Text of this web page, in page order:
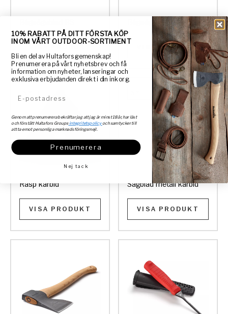
Bågsåg BSL
VISA PRODUKT
Rasp karbid
VISA PRODUKT
NYHET
Sågblad metall karbid
VISA PRODUKT
10% RABATT PÅ DITT FÖRSTA KÖP
INOM VÅRT OUTDOOR-SORTIMENT
Bli en del av Hultafors gemenskap!
Prenumerera på vårt nyhetsbrev och få
information om nyheter, lanseringar och
exklusiva erbjudanden direkt i din inkorg.
E-postadress
Genom att prenumerera bekräftar jag att jag är minst 18 år, har läst
och förstått Hultafors Groupsintegritetspolicyoch samtycker till
att ta emot personliga marknadsföringsmejl.
Prenumerera
Nej tack